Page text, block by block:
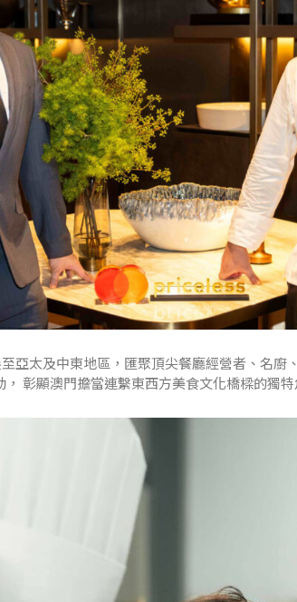
亞太及中東地區，匯聚頂尖餐廳經營者、名廚
彰顯澳門擔當連繫東西方美食文化橋樑的獨特